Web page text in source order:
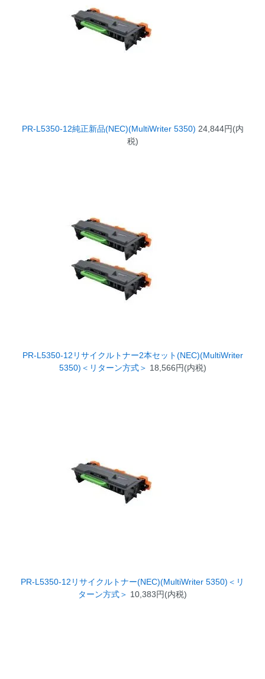
PR-L5350-12純正新品(NEC)(MultiWriter 5350) 24,844円(内
税)
PR-L5350-12リサイクルトナー2本セット(NEC)(MultiWriter
5350)＜リターン方式＞ 18,566円(内税)
PR-L5350-12リサイクルトナー(NEC)(MultiWriter 5350)＜リ
ターン方式＞ 10,383円(内税)